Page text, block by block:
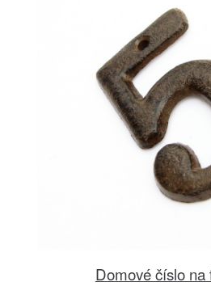
Domové číslo na